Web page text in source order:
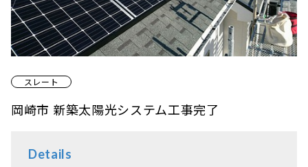
スレート
岡崎市 新築太陽光システム工事完了
Details